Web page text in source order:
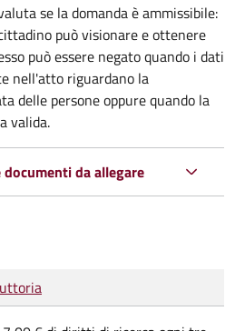
se la domanda è ammissibile:
può visionare e ottenere
può essere negato quando i dati
nell'atto riguardano la
delle persone oppure quando la
valida.
da allegare